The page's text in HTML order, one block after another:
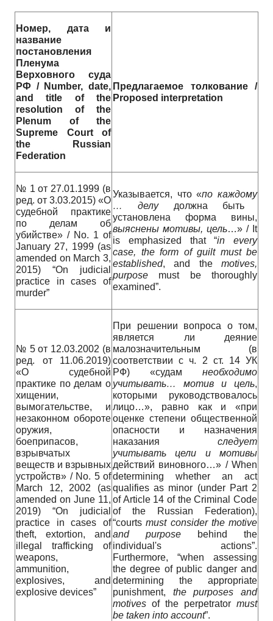
Номер, дата
и
название
постановления
Пленума
Верховного
суда
РФ / Number, date,
and title of the
resolution of the
Plenum of the
Supreme Court of
the Russian
Federation
Предлагаемое толкование /
Proposed interpretation
№ 1 от 27.01.1999 (в
ред. от 3.03.2015) «О
судебной практике
по делам об
убийстве» / No. 1 of
January 27, 1999 (as
amended on March 3,
2015) “On judicial
practice in cases of
murder”
Указывается, что «по каждому
… делудолжна быть
установлена форма вины,
выяснены мотивы, цель…» / It
is emphasized that “in every
case, the form of guilt must be
established, and the motives,
purpose must be thoroughly
examined”.
№ 5 от 12.03.2002 (в
ред. от 11.06.2019)
«О судебной
практике по делам о
хищении,
вымогательстве, и
незаконном обороте
оружия,
боеприпасов,
взрывчатых
веществ и взрывных
устройств» / No. 5 of
March 12, 2002 (as
amended on June 11,
2019) “On judicial
practice in cases of
theft, extortion, and
illegal trafficking of
weapons,
ammunition,
explosives, and
explosive devices”
При решении вопроса о том,
является ли деяние
малозначительным (в
соответствии с ч. 2 ст. 14 УК
РФ) «судам необходимо
учитывать… мотив и цель,
которыми руководствовалось
лицо…», равно как и «при
оценке степени общественной
опасности и назначения
наказания следует
учитывать
цели и
мотивы
действий виновного…» / When
determining whether an act
qualifies as minor (under Part 2
of Article 14 of the Criminal Code
of the Russian Federation),
“courtsmust consider the motive
and purpose behind the
individual's actions”.
Furthermore, “when assessing
the degree of public danger and
determining the appropriate
punishment, the purposes and
motives of the perpetrator must
be taken into account”.